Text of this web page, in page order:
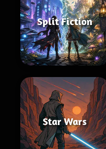
Split Fiction
Star Wars